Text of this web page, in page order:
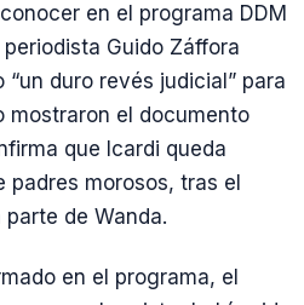
en el programa DDM
Guido Záffora
duro revés judicial” para
mostraron el documento
que Icardi queda
padres morosos, tras el
de Wanda.
en el programa, el